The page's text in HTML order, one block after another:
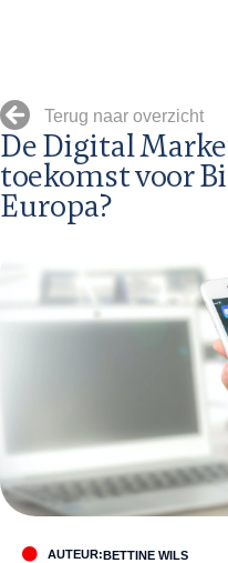
Terug naar overzicht
De Digital
toekomst voor
Europa?
AUTEUR:BETTINE WILS